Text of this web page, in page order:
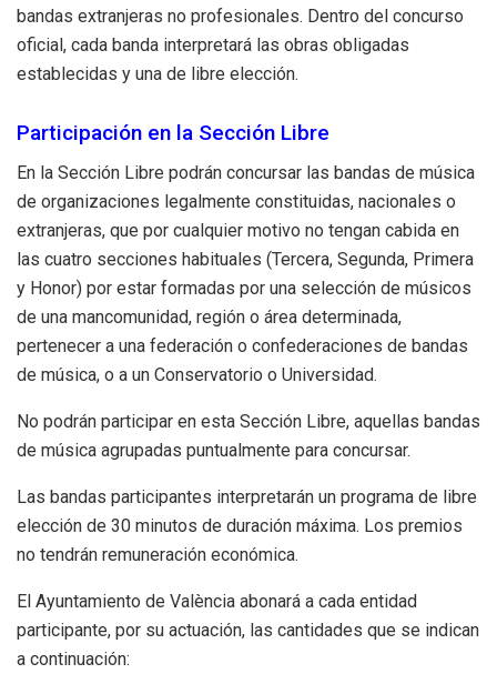
bandas extranjeras no profesionales. Dentro del concurso
oficial, cada banda interpretará las obras obligadas
establecidas y una de libre elección.
Participación en la Sección Libre
En la Sección Libre podrán concursar las bandas de música
de organizaciones legalmente constituidas, nacionales o
extranjeras, que por cualquier motivo no tengan cabida en
las cuatro secciones habituales (Tercera, Segunda, Primera
y Honor) por estar formadas por una selección de músicos
de una mancomunidad, región o área determinada,
pertenecer a una federación o confederaciones de bandas
de música, o a un Conservatorio o Universidad.
No podrán participar en esta Sección Libre, aquellas bandas
de música agrupadas puntualmente para concursar.
Las bandas participantes interpretarán un programa de libre
elección de 30 minutos de duración máxima. Los premios
no tendrán remuneración económica.
El Ayuntamiento de València abonará a cada entidad
participante, por su actuación, las cantidades que se indican
a continuación: